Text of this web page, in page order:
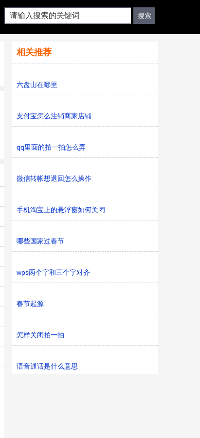
相关推荐
六盘山在哪里
支付宝怎么注销商家店铺
qq里面的拍一拍怎么弄
微信转帐想退回怎么操作
手机淘宝上的悬浮窗如何关闭
哪些国家过春节
wps两个字和三个字对齐
春节起源
怎样关闭拍一拍
语音通话是什么意思